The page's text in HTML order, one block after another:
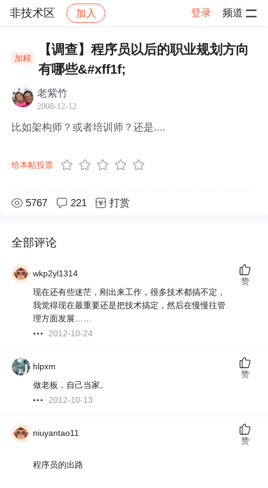
非技术区 加入 登录 频道
非技术区 帖子详情
加精
【调查】程序员以后的职业规划方向
有哪些&#xff1f;
老紫竹
2008-12-12
比如架构师？或者培训师？还是....
给本帖投票
5767 221 打赏
全部评论
wkp2yl1314
现在还有些迷茫，刚出来工作，很多技术都搞不定，
我觉得现在最重要还是把技术搞定，然后在慢慢往管
理方面发展……
2012-10-24
赞
hlpxm
做老板，自己当家。
2012-10-13
赞
niuyantao11
程序员的出路
赞